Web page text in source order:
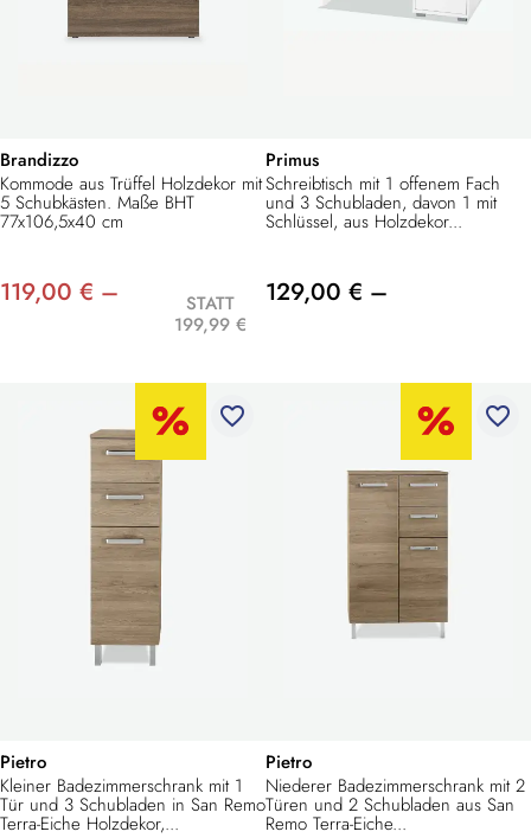
Brandizzo
Kommode aus Trüffel Holzdekor mit
5 Schubkästen. Maße BHT
77x106,5x40 cm
119,00 € –
STATT
199,99 €
Primus
Schreibtisch mit 1 offenem Fach
und 3 Schubladen, davon 1 mit
Schlüssel, aus Holzdekor...
129,00 € –
favorite_border
Pietro
Kleiner Badezimmerschrank mit 1
Tür und 3 Schubladen in San Remo
Terra-Eiche Holzdekor,...
favorite_border
Pietro
Niederer Badezimmerschrank mit 2
Türen und 2 Schubladen aus San
Remo Terra-Eiche...